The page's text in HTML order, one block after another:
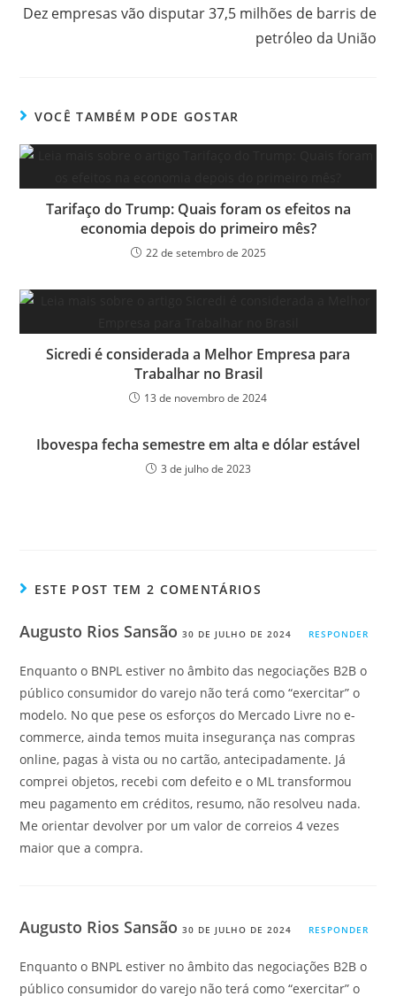
Dez empresas vão disputar 37,5 milhões de barris de
petróleo da União
VOCÊ TAMBÉM PODE GOSTAR
Tarifaço do Trump: Quais foram os efeitos na
economia depois do primeiro mês?
22 de setembro de 2025
Sicredi é considerada a Melhor Empresa para
Trabalhar no Brasil
13 de novembro de 2024
Ibovespa fecha semestre em alta e dólar estável
3 de julho de 2023
ESTE POST TEM 2 COMENTÁRIOS
Augusto Rios Sansão30 DE JULHO DE 2024 RESPONDER
Enquanto o BNPL estiver no âmbito das negociações B2B o
público consumidor do varejo não terá como “exercitar” o
modelo. No que pese os esforços do Mercado Livre no e-
commerce, ainda temos muita insegurança nas compras
online, pagas à vista ou no cartão, antecipadamente. Já
comprei objetos, recebi com defeito e o ML transformou
meu pagamento em créditos, resumo, não resolveu nada.
Me orientar devolver por um valor de correios 4 vezes
maior que a compra.
Augusto Rios Sansão30 DE JULHO DE 2024 RESPONDER
Enquanto o BNPL estiver no âmbito das negociações B2B o
público consumidor do varejo não terá como “exercitar” o